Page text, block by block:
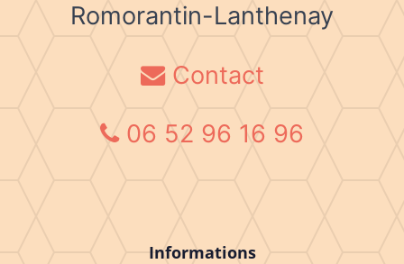
Romorantin-Lanthenay
Contact
06 52 96 16 96
Informations